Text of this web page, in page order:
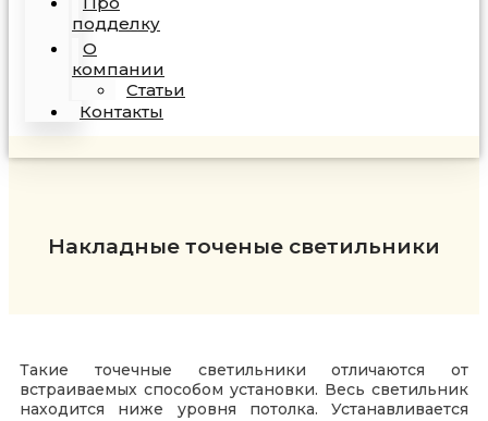
подделку
О
компании
Статьи
Контакты
Накладные точеные светильники
Такие точечные светильники отличаются от
встраиваемых способом установки. Весь светильник
находится ниже уровня потолка. Устанавливается